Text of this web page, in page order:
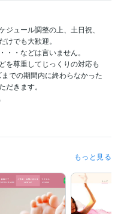
ュール調整の上、土日祝、
でも大歓迎。
・・などは言いません。
を尊重してじっくりの対応も
での期間内に終わらなかった
きます。
21年
ー・ディレクター
経験年数 :
ークアップエンジニア
経
もっと見る